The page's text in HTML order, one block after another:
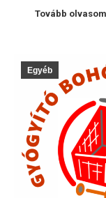
Tovább olvasom
Egyéb